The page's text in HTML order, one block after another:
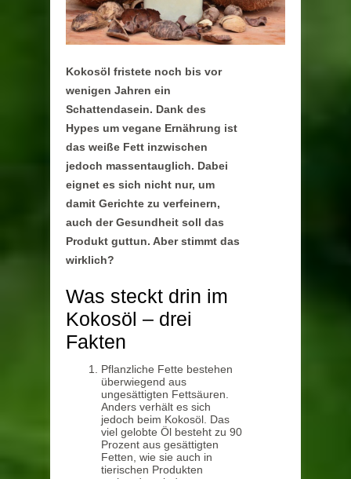
Kokosöl fristete noch bis vor
wenigen Jahren ein
Schattendasein. Dank des
Hypes um vegane Ernährung ist
das weiße Fett inzwischen
jedoch massentauglich. Dabei
eignet es sich nicht nur, um
damit Gerichte zu verfeinern,
auch der Gesundheit soll das
Produkt guttun. Aber stimmt das
wirklich?
Was steckt drin im
Kokosöl – drei
Fakten
Pflanzliche Fette bestehen
überwiegend aus
ungesättigten Fettsäuren.
Anders verhält es sich
jedoch beim Kokosöl. Das
viel gelobte Öl besteht zu 90
Prozent aus gesättigten
Fetten, wie sie auch in
tierischen Produkten